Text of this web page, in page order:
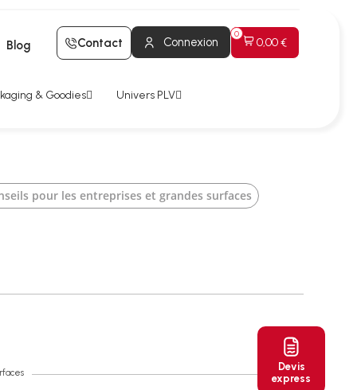
Blog Contact Connexion 0,00 €
& Goodies Univers PLV
pour les entreprises et grandes surfaces
Devis
express